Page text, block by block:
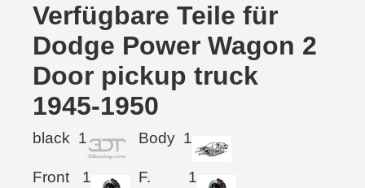
Verfügbare Teile für
Dodge Power Wagon 2
Door pickup truck
1945-1950
black 1 Body 1
Front
1
F.
1